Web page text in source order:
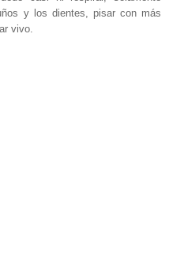
y los dientes, pisar con más
vivo.